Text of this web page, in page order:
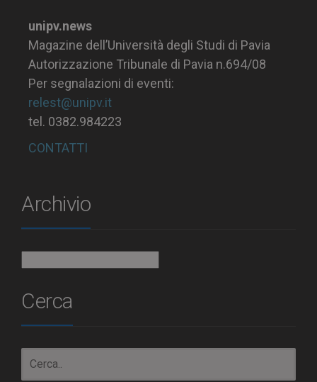
unipv.news
Magazine dell’Università degli Studi di Pavia
Autorizzazione Tribunale di Pavia n.694/08
Per segnalazioni di eventi:
relest@unipv.it
tel. 0382.984223
CONTATTI
Archivio
Cerca